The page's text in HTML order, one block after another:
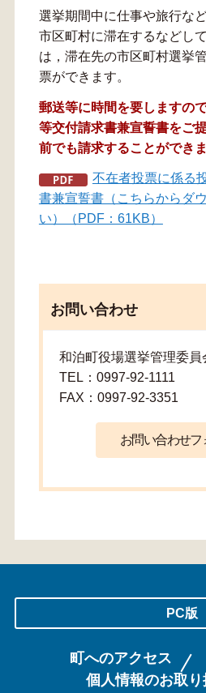
選挙期間中に仕事や旅行な
市区町村に滞在するなどし
は，滞在先の市区町村選挙
票ができます。
郵送等に時間を要しますの
等交付請求書兼宣誓書をご
前でも請求することができま
不在者投票に係る
書兼宣誓書（こちらからダ
い）（PDF：61KB）
お問い合わせ
和泊町役場選挙管理委員
TEL：0997-92-1111
FAX：0997-92-3351
PC版
町へのアクセス
個人情報のお取